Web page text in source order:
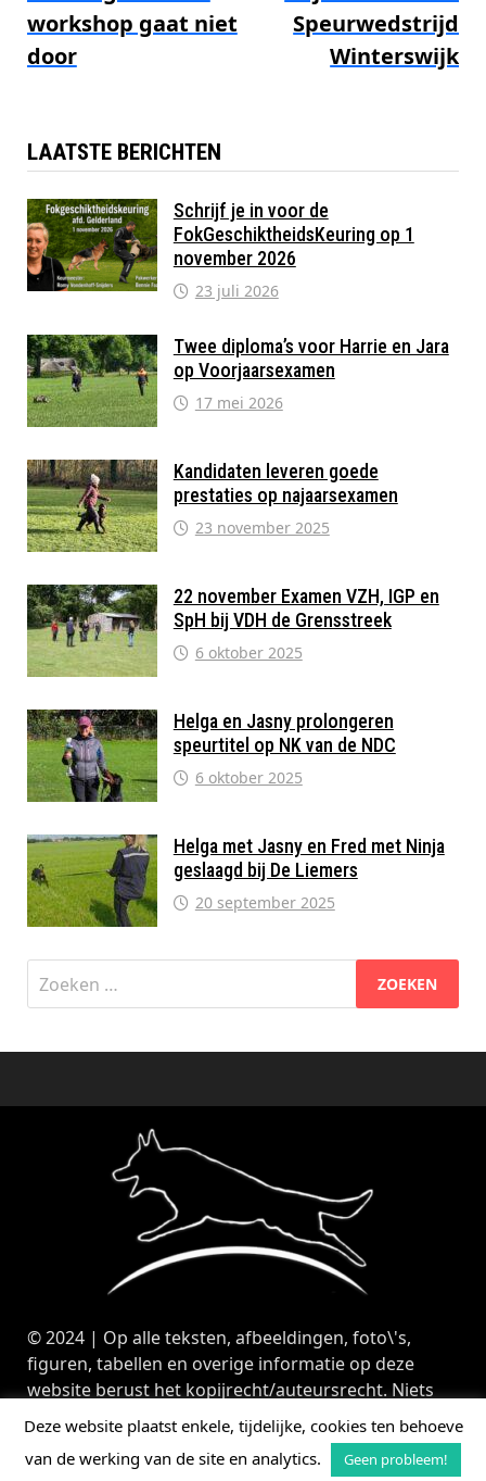
workshop gaat niet
door
Speurwedstrijd
Winterswijk
LAATSTE BERICHTEN
Schrijf je in voor de
FokGeschiktheidsKeuring op 1
november 2026
23 juli 2026
Twee diploma’s voor Harrie en Jara
op Voorjaarsexamen
17 mei 2026
Kandidaten leveren goede
prestaties op najaarsexamen
23 november 2025
22 november Examen VZH, IGP en
SpH bij VDH de Grensstreek
6 oktober 2025
Helga en Jasny prolongeren
speurtitel op NK van de NDC
6 oktober 2025
Helga met Jasny en Fred met Ninja
geslaagd bij De Liemers
20 september 2025
naar:
© 2024 | Op alle teksten, afbeeldingen, foto\'s,
figuren, tabellen en overige informatie op deze
website berust het kopijrecht/auteursrecht. Niets
van deze website mag zonder toestemming van
Parmarecto.com worden overgenomen of
gekopieerd. | privacyverklaring| Aangedreven door
Deze website plaatst enkele, tijdelijke, cookies ten behoeve
van de werking van de site en analytics.
Geen probleem!